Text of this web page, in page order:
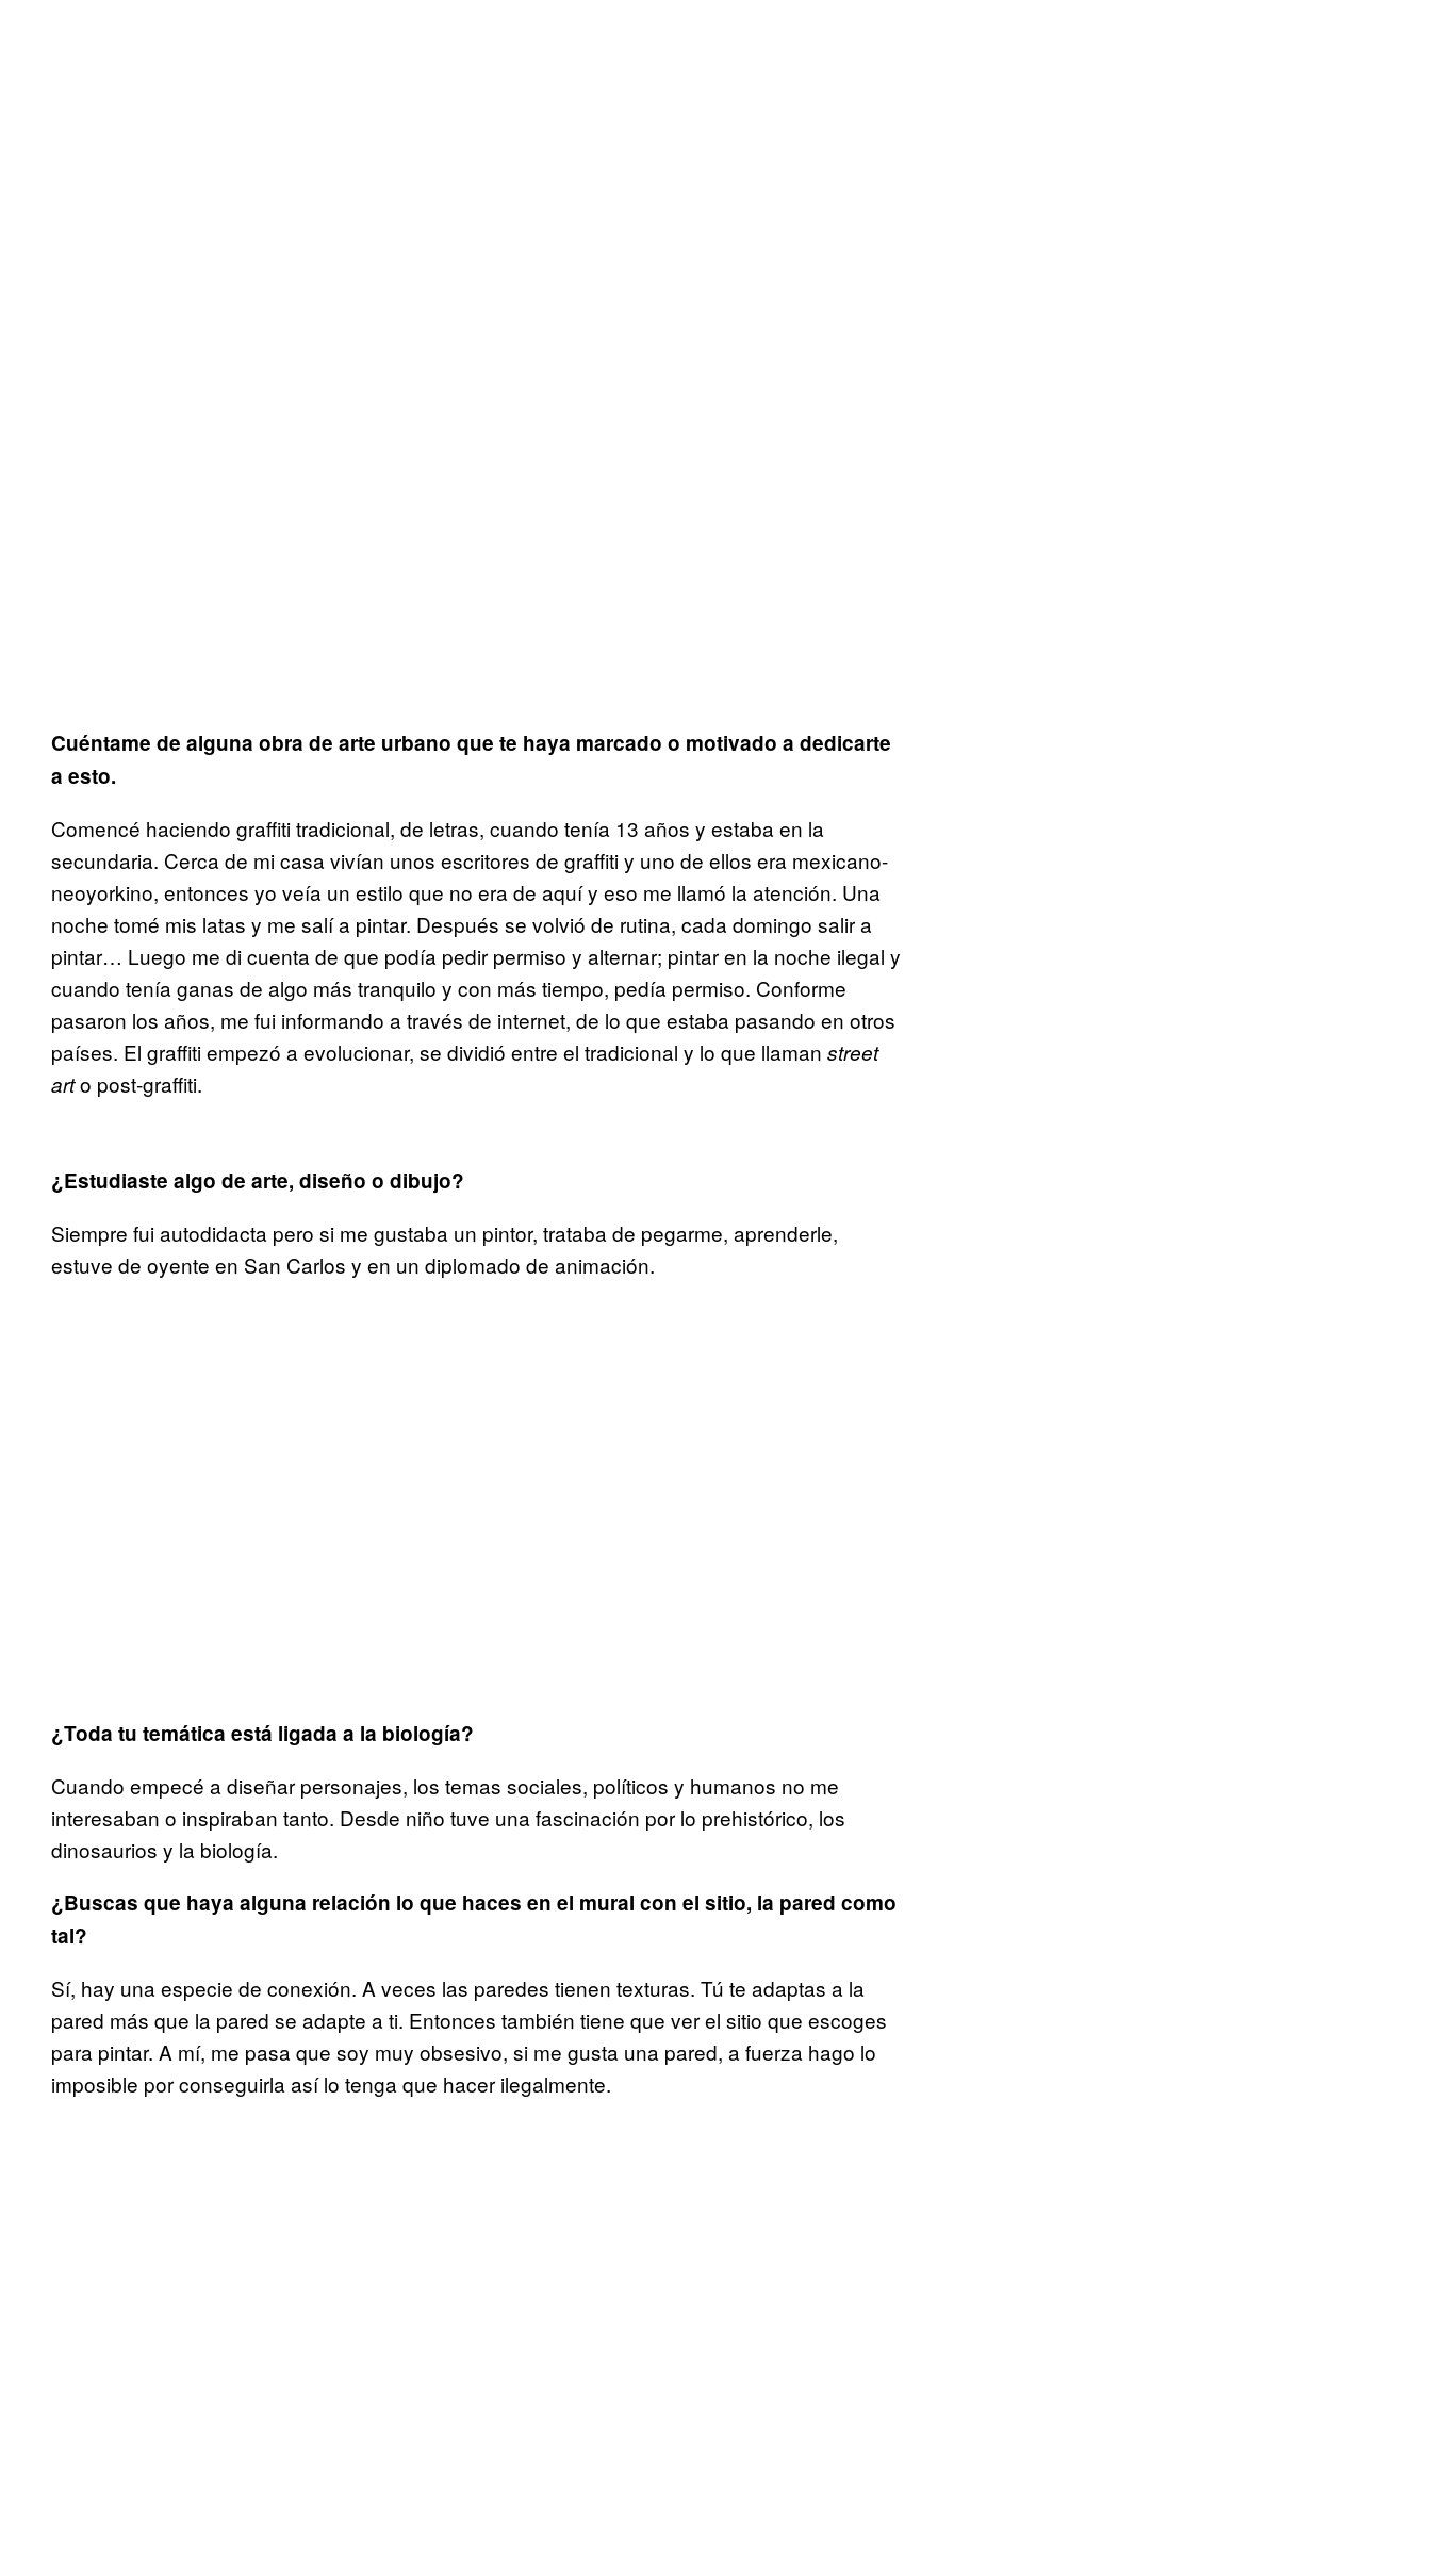
Cuéntame de alguna obra de arte urbano que te haya marcado o motivado a dedicarte
a esto.
Comencé haciendo graffiti tradicional, de letras, cuando tenía 13 años y estaba en la
secundaria. Cerca de mi casa vivían unos escritores de graffiti y uno de ellos era mexicano-
neoyorkino, entonces yo veía un estilo que no era de aquí y eso me llamó la atención. Una
noche tomé mis latas y me salí a pintar. Después se volvió de rutina, cada domingo salir a
pintar… Luego me di cuenta de que podía pedir permiso y alternar; pintar en la noche ilegal y
cuando tenía ganas de algo más tranquilo y con más tiempo, pedía permiso. Conforme
pasaron los años, me fui informando a través de internet, de lo que estaba pasando en otros
países. El graffiti empezó a evolucionar, se dividió entre el tradicional y lo que llaman street
arto post-graffiti.
¿Estudiaste algo de arte, diseño o dibujo?
Siempre fui autodidacta pero si me gustaba un pintor, trataba de pegarme, aprenderle,
estuve de oyente en San Carlos y en un diplomado de animación.
¿Toda tu temática está ligada a la biología?
Cuando empecé a diseñar personajes, los temas sociales, políticos y humanos no me
interesaban o inspiraban tanto. Desde niño tuve una fascinación por lo prehistórico, los
dinosaurios y la biología.
¿Buscas que haya alguna relación lo que haces en el mural con el sitio, la pared como
tal?
Sí, hay una especie de conexión. A veces las paredes tienen texturas. Tú te adaptas a la
pared más que la pared se adapte a ti. Entonces también tiene que ver el sitio que escoges
para pintar. A mí, me pasa que soy muy obsesivo, si me gusta una pared, a fuerza hago lo
imposible por conseguirla así lo tenga que hacer ilegalmente.